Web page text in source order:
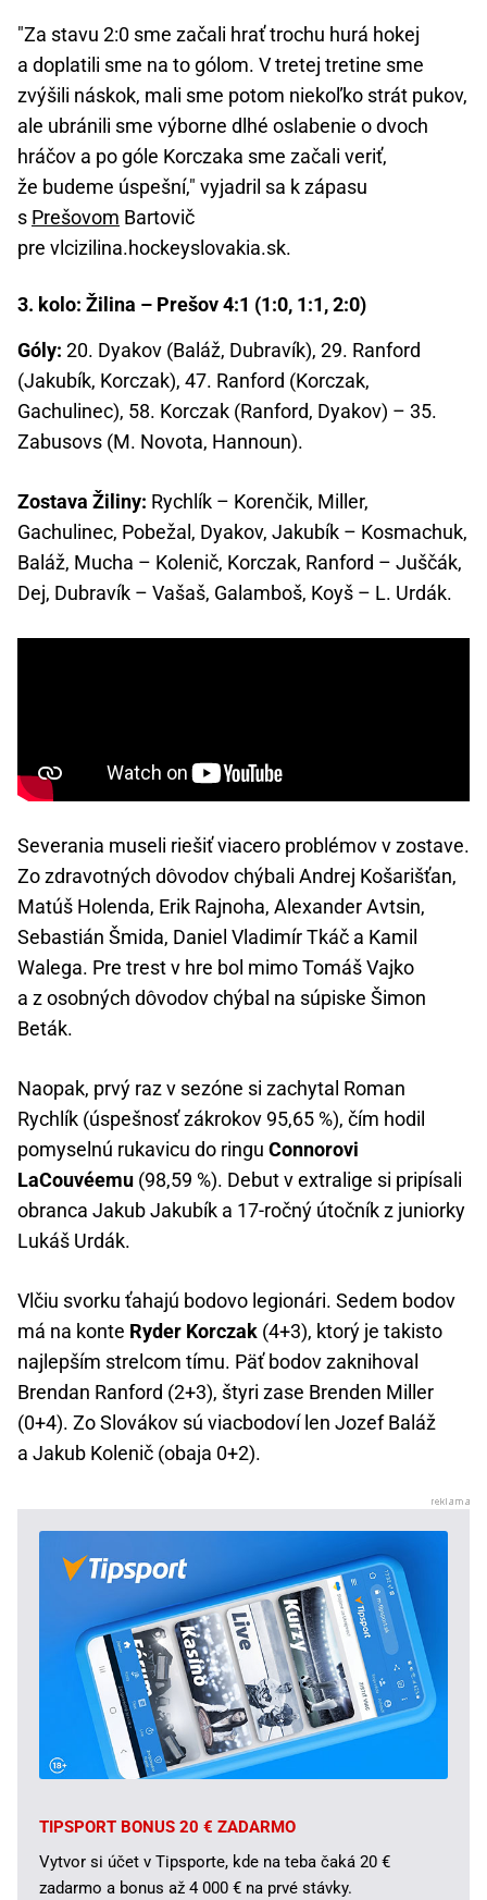
"Za stavu 2:0 sme začali hrať trochu hurá hokej
a doplatili sme na to gólom. V tretej tretine sme
zvýšili náskok, mali sme potom niekoľko strát pukov,
ale ubránili sme výborne dlhé oslabenie o dvoch
hráčov a po góle Korczaka sme začali veriť,
že budeme úspešní," vyjadril sa k zápasu
s Prešovom Bartovič
pre vlcizilina.hockeyslovakia.sk.
3. kolo: Žilina – Prešov 4:1 (1:0, 1:1, 2:0)
Góly: 20. Dyakov (Baláž, Dubravík), 29. Ranford
(Jakubík, Korczak), 47. Ranford (Korczak,
Gachulinec), 58. Korczak (Ranford, Dyakov) – 35.
Zabusovs (M. Novota, Hannoun).
Zostava Žiliny: Rychlík – Korenčik, Miller,
Gachulinec, Pobežal, Dyakov, Jakubík – Kosmachuk,
Baláž, Mucha – Kolenič, Korczak, Ranford – Juščák,
Dej, Dubravík – Vašaš, Galamboš, Koyš – L. Urdák.
Severania museli riešiť viacero problémov v zostave.
Zo zdravotných dôvodov chýbali Andrej Košarišťan,
Matúš Holenda, Erik Rajnoha, Alexander Avtsin,
Sebastián Šmida, Daniel Vladimír Tkáč a Kamil
Walega. Pre trest v hre bol mimo Tomáš Vajko
a z osobných dôvodov chýbal na súpiske Šimon
Beták.
Naopak, prvý raz v sezóne si zachytal Roman
Rychlík (úspešnosť zákrokov 95,65 %), čím hodil
pomyselnú rukavicu do ringu Connorovi
LaCouvéemu (98,59 %). Debut v extralige si pripísali
obranca Jakub Jakubík a 17-ročný útočník z juniorky
Lukáš Urdák.
Vlčiu svorku ťahajú bodovo legionári. Sedem bodov
má na konte Ryder Korczak (4+3), ktorý je takisto
najlepším strelcom tímu. Päť bodov zaknihoval
Brendan Ranford (2+3), štyri zase Brenden Miller
(0+4). Zo Slovákov sú viacbodoví len Jozef Baláž
a Jakub Kolenič (obaja 0+2).
TIPSPORT BONUS 20 € ZADARMO
Vytvor si účet v Tipsporte, kde na teba čaká 20 €
zadarmo a bonus až 4 000 € na prvé stávky.